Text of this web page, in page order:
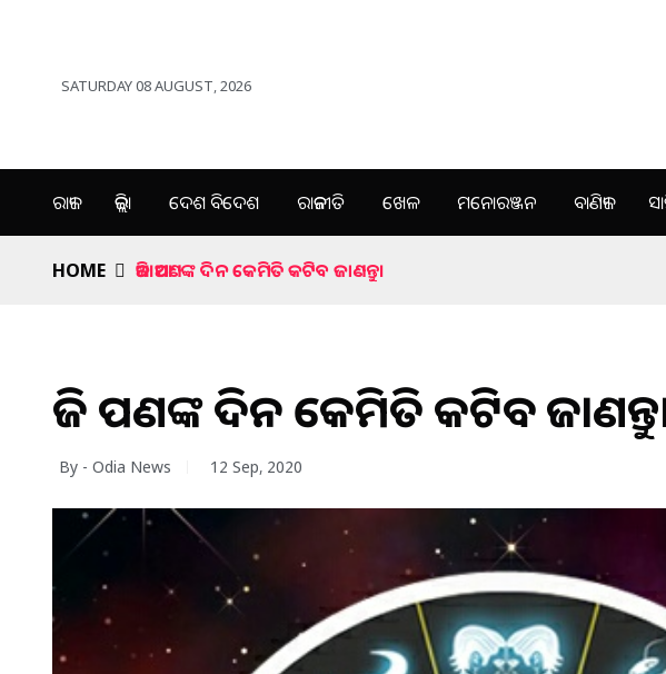
SATURDAY 08 AUGUST, 2026
ରାଜ୍ୟ ଜିଲ୍ଲା ଦେଶ ବିଦେଶ ରାଜନୀତି ଖେଳ ମନୋରଞ୍ଜନ ବାଣିଜ୍ୟ
HOME ଆଜି ଆପଣଙ୍କ ଦିନ କେମିତି କଟିବ ଜାଣନ୍ତୁ।
ଆଜି ଆପଣଙ୍କ ଦିନ କେମିତି କଟିବ
By - Odia News 12 Sep, 2020